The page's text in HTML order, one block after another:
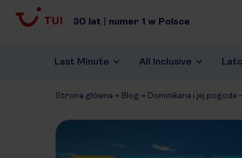
30 lat | numer 1 w Polsce
Last Minute All Inclusive
Strona główna » Blog » Dominikana i jej pogoda